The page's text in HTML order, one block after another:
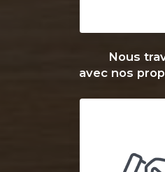
Nous
avec nos